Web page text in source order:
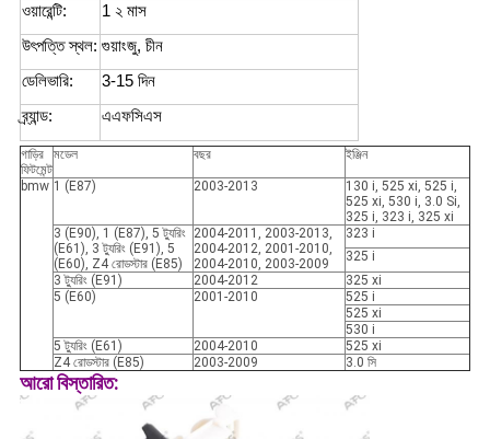
ওয়ারেন্টি:
1 ২ মাস
উৎপত্তি স্থল: গুয়াংজু, চীন
ডেলিভারি:
3-15 দিন
ব্র্যান্ড:
এএফসিএস
গাড়ির
ফিটমেন্ট
মডেল বছর ইঞ্জিন
bmw 1 (E87) 2003-2013
130 i, 525 xi, 525 i,
525 xi, 530 i, 3.0 Si,
325 i, 323 i, 325 xi
3 (E90), 1 (E87), 5 ট্যুরিং
(E61), 3 ট্যুরিং (E91), 5
(E60), Z4 রোডস্টার (E85)
2004-2011, 2003-2013,
2004-2012, 2001-2010,
2004-2010, 2003-2009
323 i
325 i
3 ট্যুরিং (E91)
2004-2012
325 xi
5 (E60)
2001-2010
525 i
525 xi
530 i
5 ট্যুরিং (E61)
2004-2010
525 xi
Z4 রোডস্টার (E85)
2003-2009 3.0 সি
আরো বিস্তারিত: